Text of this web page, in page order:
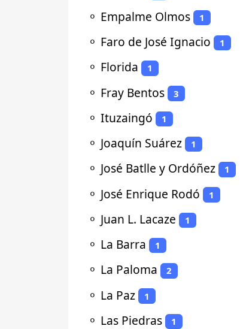
⚬ Empalme Olmos 1
⚬ Faro de José Ignacio 1
⚬ Florida 1
⚬ Fray Bentos 3
⚬ Ituzaingó 1
⚬ Joaquín Suárez 1
⚬ José Batlle y Ordóñez 1
⚬ José Enrique Rodó 1
⚬ Juan L. Lacaze 1
⚬ La Barra 1
⚬ La Paloma 2
⚬ La Paz 1
⚬ Las Piedras 1